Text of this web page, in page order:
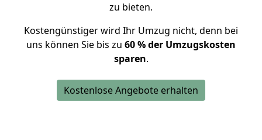
zu bieten.
Kostengünstiger wird Ihr Umzug nicht, denn bei
uns können Sie bis zu 60 % der Umzugskosten
sparen.
Kostenlose Angebote erhalten